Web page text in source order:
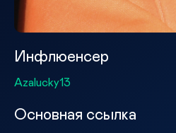
Инфлюенсер
Azalucky13
Основная ссылка